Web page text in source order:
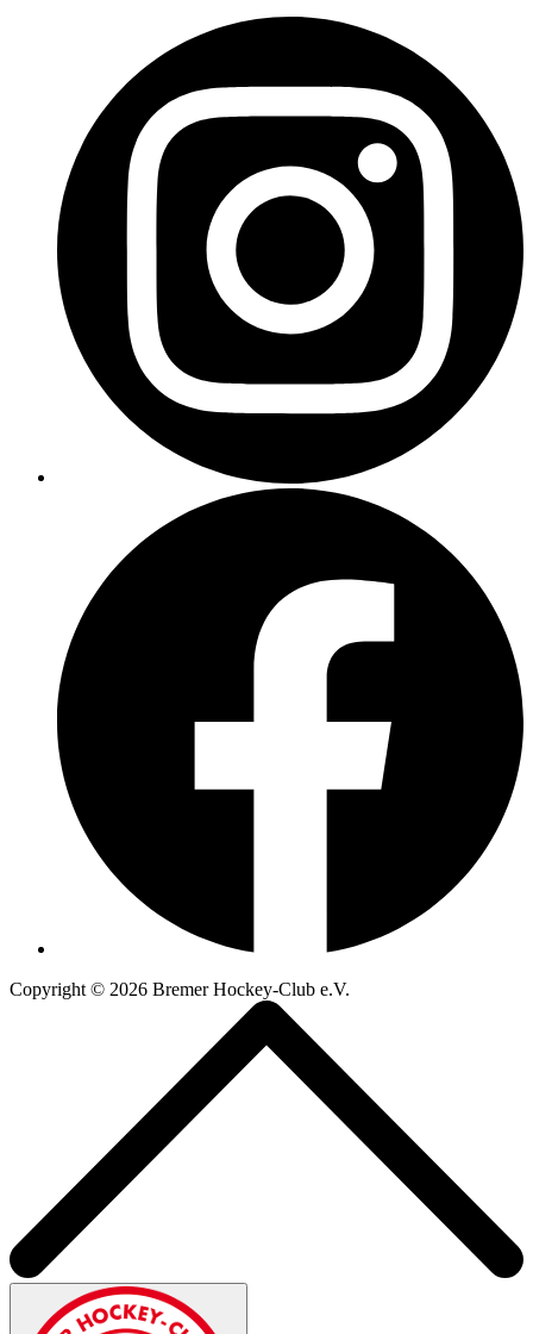
Copyright © 2026 Bremer Hockey-Club e.V.